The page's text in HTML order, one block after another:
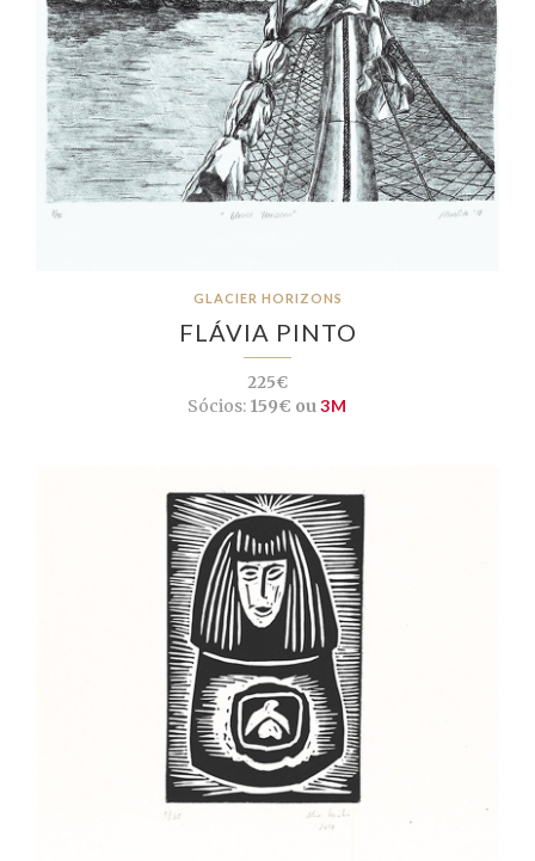
GLACIER HORIZONS
FLÁVIA PINTO
225€
Sócios: 159€ ou3M